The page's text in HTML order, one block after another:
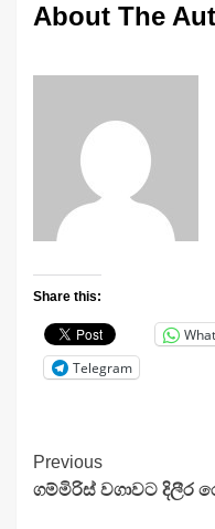
About The
Share this:
Telegram
Continue
Reading
Previous
ගම්මිරිස් වගාවට දිලීර